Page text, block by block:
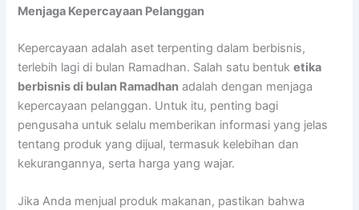
Menjaga Kepercayaan Pelanggan
Kepercayaan adalah aset terpenting dalam berbisnis,
terlebih lagi di bulan Ramadhan. Salah satu bentuketika
berbisnis di bulan Ramadhan adalah dengan menjaga
kepercayaan pelanggan. Untuk itu, penting bagi
pengusaha untuk selalu memberikan informasi yang jelas
tentang produk yang dijual, termasuk kelebihan dan
kekurangannya, serta harga yang wajar.
Jika Anda menjual produk makanan, pastikan bahwa